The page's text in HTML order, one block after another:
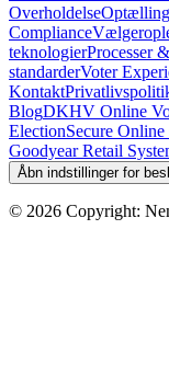
Overholdelse
Compliance
teknologierProcesser
standarderVoter
Kontakt
BlogDKHV Online
ElectionSecure
Goodyear Retail
Åbn indstillinger for
© 2026 Copyright: